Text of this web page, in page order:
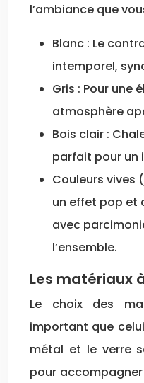
l’ambiance que
Blanc : Le
intemporel,
Gris : Pour une
atmosphère
Bois clair :
parfait pour un
Couleurs vives
un effet pop et
avec
l’ensemble.
Les matériaux
Le choix des
important que
métal et le verre
pour